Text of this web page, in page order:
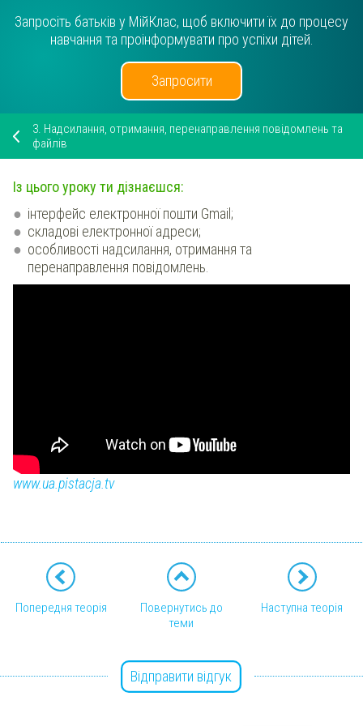
Запросіть батьків у МійКлас, щоб включити їх до процесу
навчання та проінформувати про успіхи дітей.
Запросити
3. Надсилання, отримання, перенаправлення повідомлень та
файлів
Із цього уроку ти дізнаєшся:
інтерфейс електронної пошти Gmail;
складові електронної адреси;
особливості надсилання, отримання та
перенаправлення повідомлень.
www.ua.pistacja.tv
Попередня теорія
Повернутись до
теми
Наступна теорія
Відправити відгук